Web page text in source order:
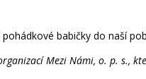
babičky do naší
Mezi Námi, o. p. s.,